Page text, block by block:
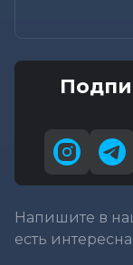
Напишите в
есть